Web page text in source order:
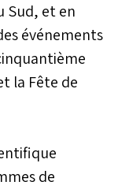
Sud, et en
événements
la Fête de
de